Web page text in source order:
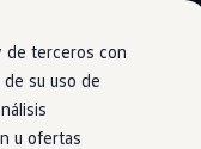
de terceros con
su uso de
u ofertas
todos
Aniversario